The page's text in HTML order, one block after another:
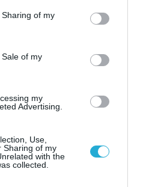
behaviour. You may click to
and its third-party tags to
purposes in below Google
of my
of my
my
Advertising.
Use,
Sharing of my
with the
collected.